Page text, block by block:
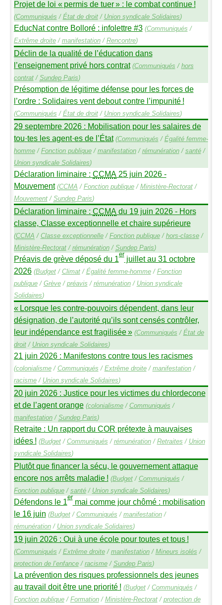
Projet de loi « permis de tuer» : le combat continue !
(Communiqués / État de droit/ Union syndicale Solidaires)
EducNat contre Bolloré : infolettre #3 (Communiqués /
Extrême droite/ manifestation/ Rencontre)
Déclin de la qualité de l’éducation dans
l’enseignement privé hors contrat (Communiqués / hors
contrat/ SundepParis)
Présomption de légitime défense pour les forces de
l’ordre : Solidaires vent debout contre l’impunité !
(Communiqués / État de droit/ Union syndicale Solidaires)
29 septembre 2026 : Mobilisation pour les salaires de
tou·tes les agent·es de l’État (Communiqués / Égalité femme-
homme/ Fonction publique/ manifestation/ rémunération/ santé/
Union syndicale Solidaires)
Déclaration liminaire : CCMA25 juin 2026 -
Mouvement (CCMA / Fonction publique/ Ministère-Rectorat/
Mouvement/ SundepParis)
Déclaration liminaire : CCMA du 19 juin 2026 - Hors
classe, Classe exceptionnelle et chaire supérieure
(CCMA / Classe exceptionnelle/ Fonction publique/ hors-classe/
Ministère-Rectorat/ rémunération/ SundepParis)
Préavis de grève déposé du 1erjuillet au 31 octobre
2026 (Budget/ Climat/ Égalité femme-homme/ Fonction
publique/ Grève/ préavis / rémunération/ Union syndicale
Solidaires)
« Lorsque les contre-pouvoirs dépendent, dans leur
désignation, de l’autorité qu’ils sont censés contrôler,
leur indépendance est fragilisée» (Communiqués / État de
droit/ Union syndicale Solidaires)
21 juin 2026 : Manifestons contre tous les racismes
(colonialisme/ Communiqués / Extrême droite/ manifestation/
racisme/ Union syndicale Solidaires)
20 juin 2026 : Justice pour les victimes du chlordecone
et de l’agent orange (colonialisme/ Communiqués /
manifestation/ SundepParis)
Retraite : Un rapport du COR prétexte à mauvaises
idées ! (Budget/ Communiqués / rémunération/ Retraites / Union
syndicale Solidaires)
Plutôt que financer la sécu, le gouvernement attaque
encore nos arrêts maladie ! (Budget/ Communiqués /
Fonction publique/ santé/ Union syndicale Solidaires)
Défendons le 1ermai comme jour chômé : mobilisation
le 16 juin (Budget/ Communiqués / manifestation/
rémunération/ Union syndicale Solidaires)
19 juin 2026 : Oui à une école pour toutes et tous !
(Communiqués / Extrême droite/ manifestation/ Mineurs isolés /
protection de l’enfance/ racisme/ SundepParis)
La prévention des risques professionnels des jeunes
au travail doit être une priorité ! (Budget/ Communiqués /
Fonction publique/ Formation/ Ministère-Rectorat/ protection de